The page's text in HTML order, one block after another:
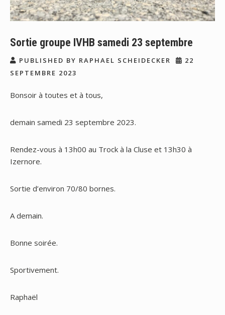
Sortie groupe IVHB samedi 23 septembre
PUBLISHED BY RAPHAEL SCHEIDECKER
22
SEPTEMBRE 2023
Bonsoir à toutes et à tous,
demain samedi 23 septembre 2023.
Rendez-vous à 13h00 au Trock à la Cluse et 13h30 à
Izernore.
Sortie d’environ 70/80 bornes.
A demain.
Bonne soirée.
Sportivement.
Raphaël